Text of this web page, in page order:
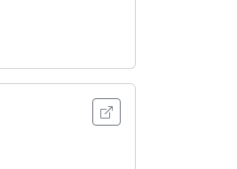
Ouvrir l'annonce